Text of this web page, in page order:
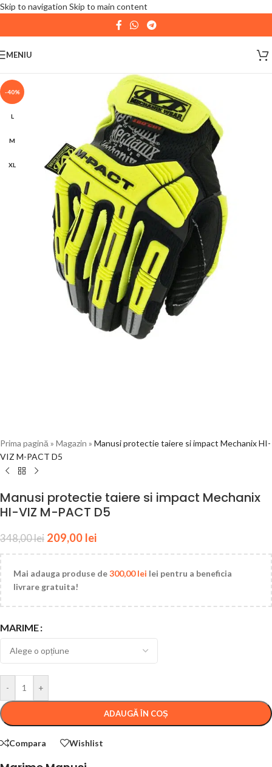
Skip to navigation Skip to main content
| 📦 Program livrari|In perioada11 August - 18
August,
expediate. Va multumim pentru intelegere!
MENIU
-40%
L
M
XL
Prima pagină » Magazin » Manusi protectie taiere si impact Mechanix HI-
VIZ M-PACT D5
Manusi protectie taiere si impact Mechanix
HI-VIZ M-PACT D5
348,00lei 209,00 lei
Mai adauga produse de300,00lei lei pentru a beneficia
livrare gratuita!
MARIME
- +
ADAUGĂ ÎN COȘ
Compara Wishlist